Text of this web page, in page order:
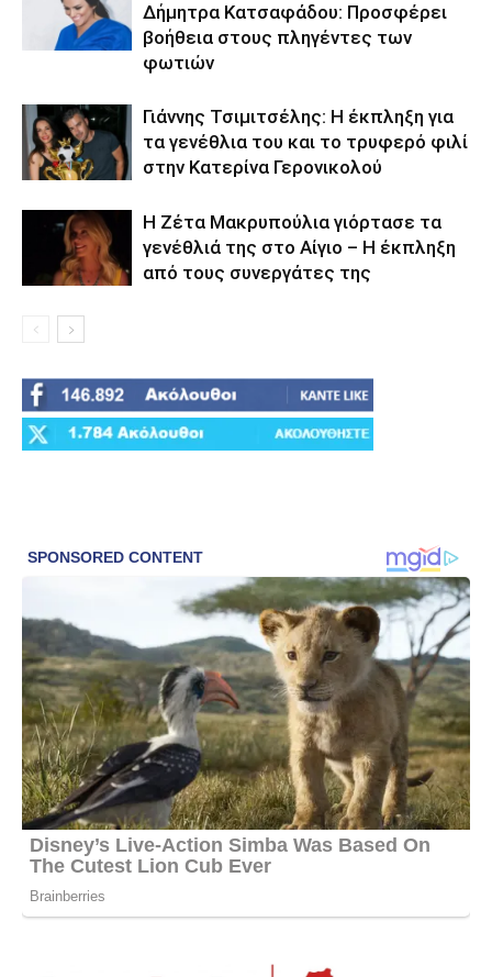
Δήμητρα Κατσαφάδου: Προσφέρει
βοήθεια στους πληγέντες των
φωτιών
Γιάννης Τσιμιτσέλης: Η έκπληξη για
τα γενέθλια του και το τρυφερό φιλί
στην Κατερίνα Γερονικολού
Η Ζέτα Μακρυπούλια γιόρτασε τα
γενέθλιά της στο Αίγιο – Η έκπληξη
από τους συνεργάτες της